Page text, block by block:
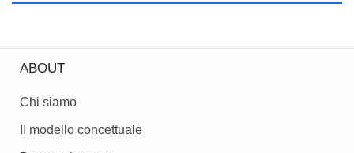
ABOUT
Chi siamo
Il modello concettuale